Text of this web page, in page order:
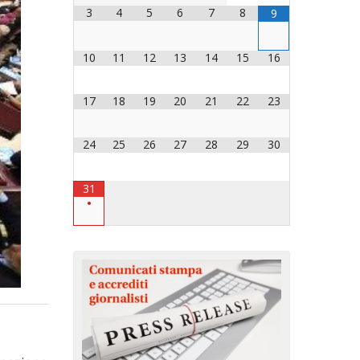
DIOCESANA
3 4 5 6 7 8 9
10 11 12 13 14 15 16
17 18 19 20 21 22 23
24 25 26 27 28 29 30
31
•